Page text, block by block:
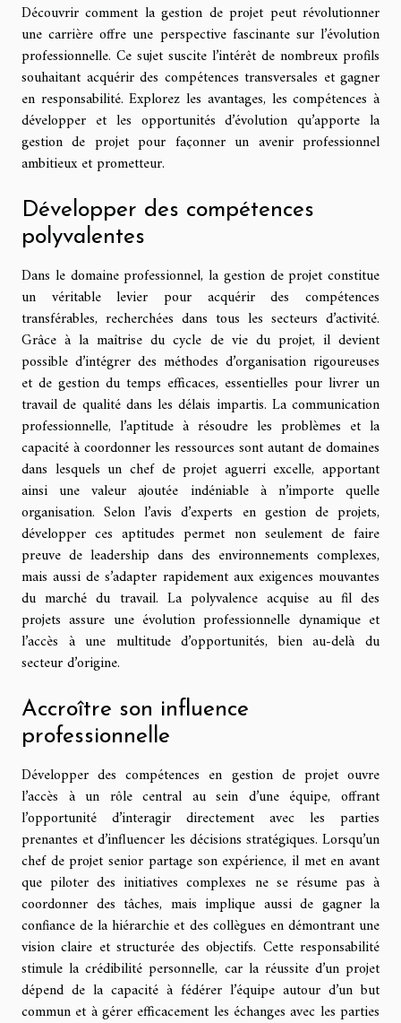
Découvrir comment la gestion de projet peut révolutionner
une carrière offre une perspective fascinante sur l’évolution
professionnelle. Ce sujet suscite l’intérêt de nombreux profils
souhaitant acquérir des compétences transversales et gagner
en responsabilité. Explorez les avantages, les compétences à
développer et les opportunités d’évolution qu’apporte la
gestion de projet pour façonner un avenir professionnel
ambitieux et prometteur.
Développer des compétences
polyvalentes
Dans le domaine professionnel, la gestion de projet constitue
un véritable levier pour acquérir des compétences
transférables, recherchées dans tous les secteurs d’activité.
Grâce à la maîtrise du cycle de vie du projet, il devient
possible d’intégrer des méthodes d’organisation rigoureuses
et de gestion du temps efficaces, essentielles pour livrer un
travail de qualité dans les délais impartis. La communication
professionnelle, l’aptitude à résoudre les problèmes et la
capacité à coordonner les ressources sont autant de domaines
dans lesquels un chef de projet aguerri excelle, apportant
ainsi une valeur ajoutée indéniable à n’importe quelle
organisation. Selon l’avis d’experts en gestion de projets,
développer ces aptitudes permet non seulement de faire
preuve de leadership dans des environnements complexes,
mais aussi de s’adapter rapidement aux exigences mouvantes
du marché du travail. La polyvalence acquise au fil des
projets assure une évolution professionnelle dynamique et
l’accès à une multitude d’opportunités, bien au-delà du
secteur d’origine.
Accroître son influence
professionnelle
Développer des compétences en gestion de projet ouvre
l’accès à un rôle central au sein d’une équipe, offrant
l’opportunité d’interagir directement avec les parties
prenantes et d’influencer les décisions stratégiques. Lorsqu’un
chef de projet senior partage son expérience, il met en avant
que piloter des initiatives complexes ne se résume pas à
coordonner des tâches, mais implique aussi de gagner la
confiance de la hiérarchie et des collègues en démontrant une
vision claire et structurée des objectifs. Cette responsabilité
stimule la crédibilité personnelle, car la réussite d’un projet
dépend de la capacité à fédérer l’équipe autour d’un but
commun et à gérer efficacement les échanges avec les parties